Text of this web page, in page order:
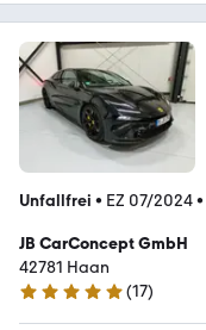
Unfallfrei • EZ 07/2024•
JB CarConcept GmbH
42781 Haan
5 Sterne
(17)